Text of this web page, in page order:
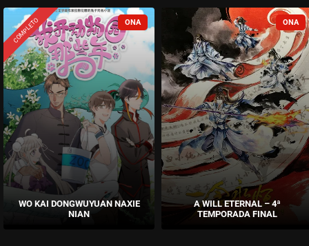
ASSISTIDO
ASSISTIDO
EPISÓDIO 49
fevereiro 09, 2021
ASSISTIDO
EPISÓDIO 48
fevereiro 06, 2021
EPISÓDIO 47
fevereiro 06, 2021
COMPLETO
WO KAI DONGWUYUAN NAXIE
NIAN
A WILL ETERNAL – 4ª
TEMPORADA FINAL